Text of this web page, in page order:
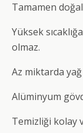
Tamamen
Yüksek
olmaz.
Az miktarda
Alüminyum
Temizliği kolay